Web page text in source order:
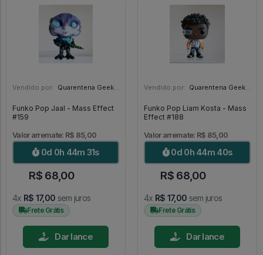
Vendido por: Quarentena Geek Store - SP
Funko Pop Jaal - Mass Effect
#159
Valor arremate: R$ 85,00
0d 0h 44m 30s
R$ 68,00
4x R$ 17,00 sem juros
Frete Grátis
Dar lance
Vendido por: Quarentena Geek Store - SP
Funko Pop Liam Kosta - Mass
Effect #188
Valor arremate: R$ 85,00
0d 0h 44m 39s
R$ 68,00
4x R$ 17,00 sem juros
Frete Grátis
Dar lance